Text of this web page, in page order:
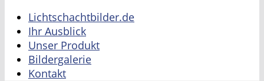
Lichtschachtbilder.de
Ihr Ausblick
Unser Produkt
Bildergalerie
Kontakt